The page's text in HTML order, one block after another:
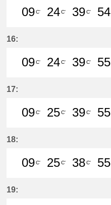
09C'
24C'
39C'
54
16:
09C'
24C'
39C'
55
17:
09C'
25C'
39C'
55
18:
09C'
25C'
38C'
55
19: